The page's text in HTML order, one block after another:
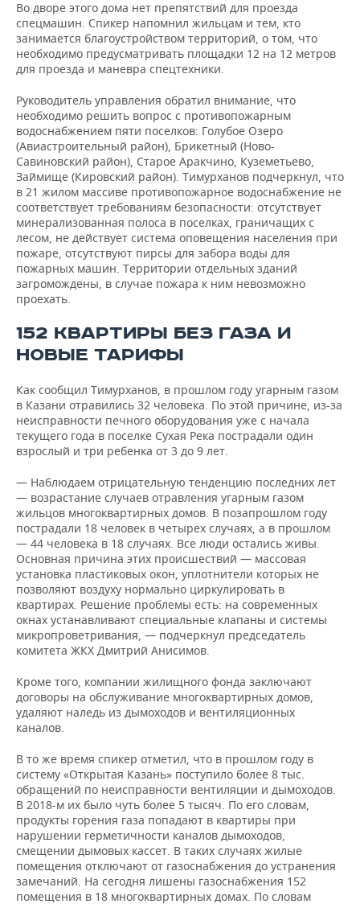
Во дворе этого дома нет препятствий для проезда
спецмашин. Спикер напомнил жильцам и тем, кто
занимается благоустройством территорий, о том, что
необходимо предусматривать площадки 12 на 12 метров
для проезда и маневра спецтехники.
Руководитель управления обратил внимание, что
необходимо решить вопрос с противопожарным
водоснабжением пяти поселков: Голубое Озеро
(Авиастроительный район), Брикетный (Ново-
Савиновский район), Старое Аракчино, Куземетьево,
Займище (Кировский район). Тимурханов подчеркнул, что
в 21 жилом массиве противопожарное водоснабжение не
соответствует требованиям безопасности: отсутствует
минерализованная полоса в поселках, граничащих с
лесом, не действует система оповещения населения при
пожаре, отсутствуют пирсы для забора воды для
пожарных машин. Территории отдельных зданий
загромождены, в случае пожара к ним невозможно
проехать.
152 КВАРТИРЫ БЕЗ ГАЗА И
НОВЫЕ ТАРИФЫ
Как сообщил Тимурханов, в прошлом году угарным газом
в Казани отравились 32 человека. По этой причине, из-за
неисправности печного оборудования уже с начала
текущего года в поселке Сухая Река пострадали один
взрослый и три ребенка от 3 до 9 лет.
— Наблюдаем отрицательную тенденцию последних лет
— возрастание случаев отравления угарным газом
жильцов многоквартирных домов. В позапрошлом году
пострадали 18 человек в четырех случаях, а в прошлом
— 44 человека в 18 случаях. Все люди остались живы.
Основная причина этих происшествий — массовая
установка пластиковых окон, уплотнители которых не
позволяют воздуху нормально циркулировать в
квартирах. Решение проблемы есть: на современных
окнах устанавливают специальные клапаны и системы
микропроветривания, — подчеркнул председатель
комитета ЖКХ Дмитрий Анисимов.
Кроме того, компании жилищного фонда заключают
договоры на обслуживание многоквартирных домов,
удаляют наледь из дымоходов и вентиляционных
каналов.
В то же время спикер отметил, что в прошлом году в
систему «Открытая Казань» поступило более 8 тыс.
обращений по неисправности вентиляции и дымоходов.
В 2018-м их было чуть более 5 тысяч. По его словам,
продукты горения газа попадают в квартиры при
нарушении герметичности каналов дымоходов,
смещении дымовых кассет. В таких случаях жилые
помещения отключают от газоснабжения до устранения
замечаний. На сегодня лишены газоснабжения 152
помещения в 18 многоквартирных домах. По словам